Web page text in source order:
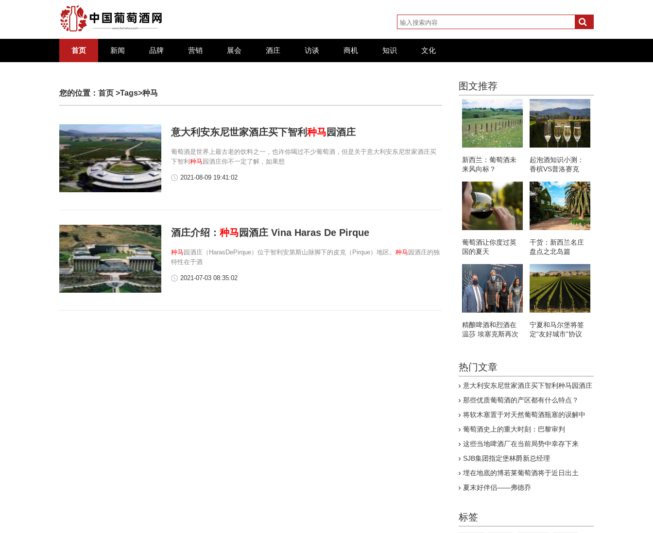
首页 新闻 品牌 营销 展会 酒庄 访谈 商机 知识 文化
您的位置： 首页 >Tags>种马
意大利安东尼世家酒庄买下智利种马 园酒庄
葡萄酒是世界上最古老的饮料之一，也许你喝过不少葡萄酒，但是关于意大利安东尼世家酒庄买
下智利 种马 园酒庄你不一定了解，如果想
2021-08-09 19:41:02
酒庄介绍： 种马 园酒庄 Vina Haras De Pirque
种马 园酒庄（HarasDePirque）位于智利安第斯山脉脚下的皮克（Pirque）地区。 种马 园酒庄的独
特性在于酒
2021-07-03 08:35:02
图文推荐
新西兰：葡萄酒未
来风向标？
起泡酒知识小测：
香槟VS普洛赛克
葡萄酒让你度过英
国的夏天
干货：新西兰名庄
盘点之北岛篇
精酿啤酒和烈酒在
温莎 埃塞克斯再次
宁夏和马尔堡将签
定“友好城市”协议
热门文章
意大利安东尼世家酒庄买下智利种马园酒庄
那些优质葡萄酒的产区都有什么特点？
将软木塞置于对天然葡萄酒瓶塞的误解中
葡萄酒史上的重大时刻：巴黎审判
这些当地啤酒厂在当前局势中幸存下来
SJB集团指定堡林爵新总经理
埋在地底的博若莱葡萄酒将于近日出土
夏末好伴侣——弗德乔
标签